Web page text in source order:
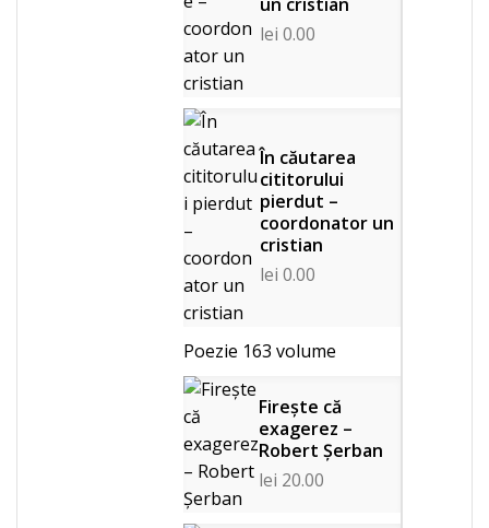
lei 0.00
În căutarea
cititorului
pierdut –
coordonator un
cristian
lei 0.00
Poezie 163 volume
Firește că
exagerez –
Robert Șerban
lei 20.00